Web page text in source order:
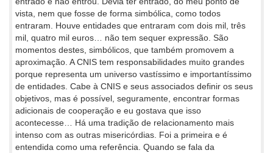
vista, nem que fosse de forma simbólica, como todos
entraram. Houve entidades que entraram com dois mil, três
mil, quatro mil euros… não tem sequer expressão. São
momentos destes, simbólicos, que também promovem a
aproximação. A CNIS tem responsabilidades muito grandes
porque representa um universo vastíssimo e importantíssimo
de entidades. Cabe à CNIS e seus associados definir os seus
objetivos, mas é possível, seguramente, encontrar formas
adicionais de cooperação e eu gostava que isso
acontecesse… Há uma tradição de relacionamento mais
intenso com as outras misericórdias. Foi a primeira e é
entendida como uma referência. Quando se fala da